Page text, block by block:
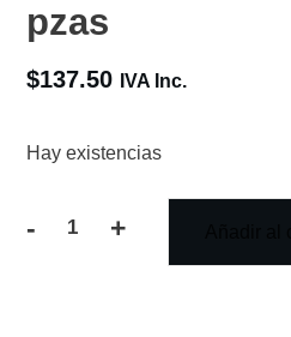
pzas
$137.50 IVA Inc.
Hay existencias
- +